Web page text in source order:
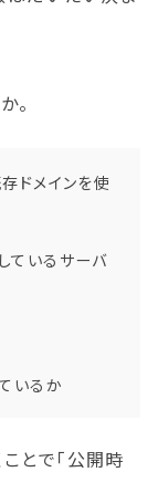
。
ドメインを使
ているサーバ
いるか
とで「公開時